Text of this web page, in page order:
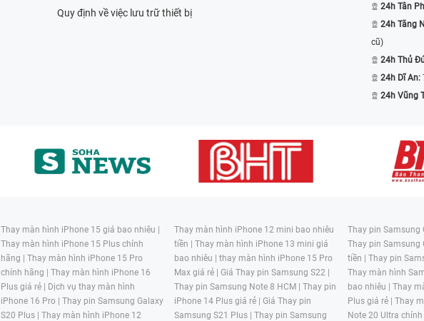
Quy định về việc lưu trữ thiết bị
24h Tân
24h Tăng
cũ)
24h Thủ
24h Dĩ An:
24h Vũng
Thay màn hình iPhone 15 giá bao nhiêu |
Thay màn hình iPhone 15 Plus chính
hãng | Thay màn hình iPhone 15 Pro
chính hãng | Thay màn hình iPhone 16
Plus giá rẻ | Dịch vụ thay màn hình
iPhone 16 Pro | Thay pin Samsung Galaxy
S20 Plus | Thay màn hình iPhone 12
Thay màn hình iPhone 12 mini bao nhiêu
tiền | Thay màn hình iPhone 13 mini giá
bao nhiêu | thay màn hình iPhone 15 Pro
Max giá rẻ | Giá Thay pin Samsung S22 |
Thay pin Samsung Note 8 HCM | Thay pin
iPhone 14 Plus giá rẻ | Giá Thay pin
Samsung S21 Plus | Thay pin Samsung
Thay pin Samsung
Thay pin Samsung
tiền | Thay pin
Thay màn hình
bao nhiêu | Thay
Plus giá rẻ | Thay
Note 20 Ultra